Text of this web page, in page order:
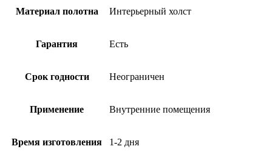
Материал полотна Интерьерный холст
Гарантия Есть
Срок годности Неограничен
Применение Внутренние помещения
Время изготовления 1-2 дня